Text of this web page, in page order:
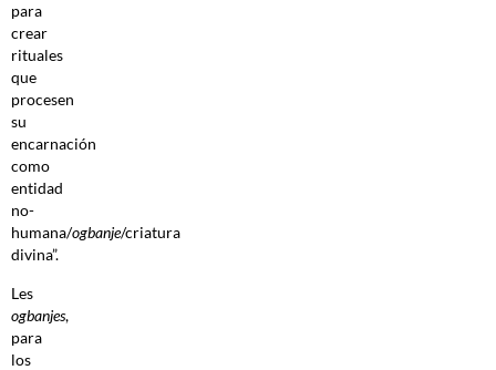
para
crear
rituales
que
procesen
su
encarnación
como
entidad
no-
humana/ogbanje/criatura
divina”.
Les
ogbanjes,
para
los